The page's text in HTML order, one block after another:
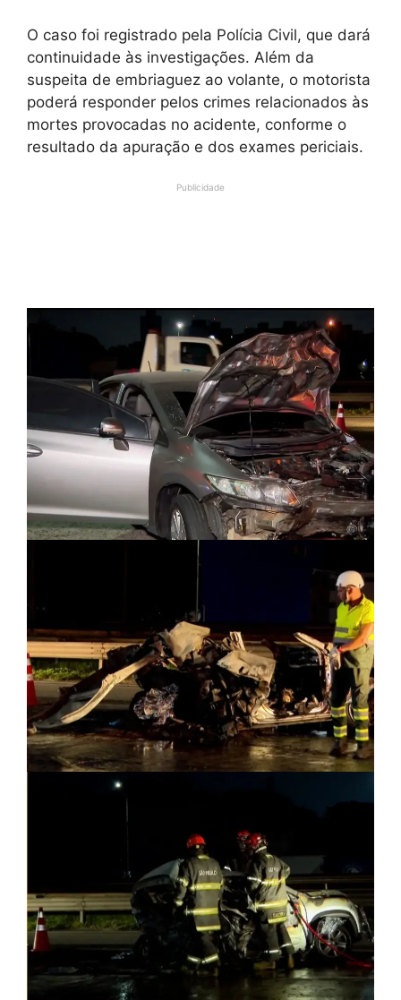
O caso foi registrado pela Polícia Civil, que dará
continuidade às investigações. Além da
suspeita de embriaguez ao volante, o motorista
poderá responder pelos crimes relacionados às
mortes provocadas no acidente, conforme o
resultado da apuração e dos exames periciais.
Publicidade